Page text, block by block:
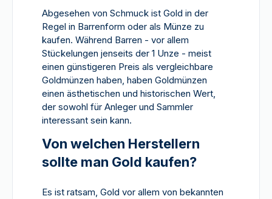
Abgesehen von Schmuck ist Gold in der
Regel in Barrenform oder als Münze zu
kaufen. Während Barren - vor allem
Stückelungen jenseits der 1 Unze - meist
einen günstigeren Preis als vergleichbare
Goldmünzen haben, haben Goldmünzen
einen ästhetischen und historischen Wert,
der sowohl für Anleger und Sammler
interessant sein kann.
Von welchen Herstellern
sollte man Gold kaufen?
Es ist ratsam, Gold vor allem von bekannten